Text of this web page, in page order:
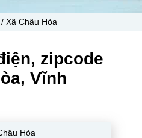
/ Xã Châu Hòa
zipcode
Vĩnh
Hòa